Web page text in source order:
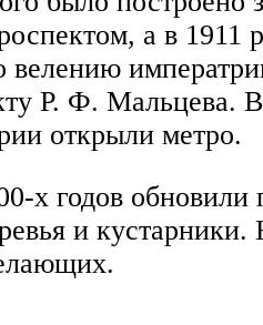
а в
велению
Р. Ф. Мальцева.
открыли метро.
х годов
и